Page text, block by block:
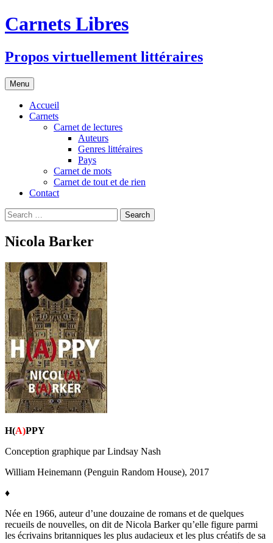
Skip
to
Carnets Libres
Propos virtuellement littéraires
Menu
Accueil
Carnets
Carnet de lectures
Auteurs
Genres littéraires
Pays
Carnet de mots
Carnet de tout et de rien
Contact
Search
for:
Nicola Barker
H(A)PPY
Conception graphique par Lindsay Nash
William Heinemann (Penguin Random House), 2017
♦
Née en 1966, auteur d’une douzaine de romans et de quelques
recueils de nouvelles, on dit de Nicola Barker qu’elle figure parmi
les écrivains britanniques les plus audacieux et les plus créatifs de sa